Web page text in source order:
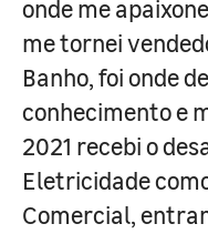
onde me
me tornei
Banho, foi onde
conhecimento e
2021 recebi o
Eletricidade
Comercial,